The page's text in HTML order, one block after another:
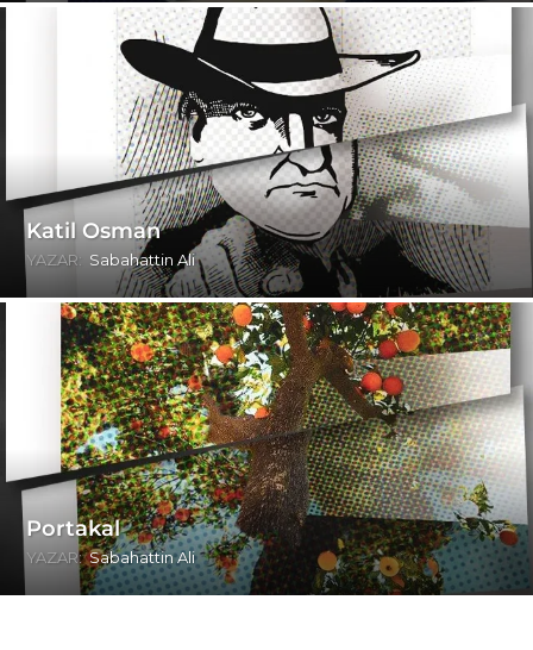
Katil Osman
YAZAR: Sabahattin Ali
Portakal
YAZAR: Sabahattin Ali